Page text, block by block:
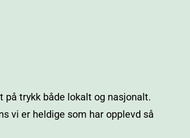
trykk både lokalt og nasjonalt.
vi er heldige som har opplevd så